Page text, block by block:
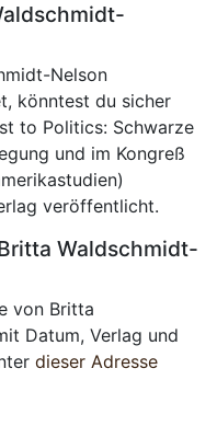
Nelson
könntest du sicher
to Politics: Schwarze
und im Kongreß
veröffentlicht.
Waldschmidt-
von Britta
Datum, Verlag und
dieser Adresse